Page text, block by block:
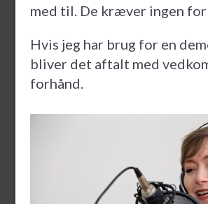
med til. De kræver ingen
Hvis jeg har brug for en
bliver det aftalt med
forhånd.